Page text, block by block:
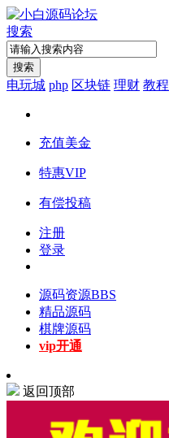
搜索
搜索
电玩城 php 区块链 理财 教程
充值美金
特惠VIP
有偿投稿
注册
登录
源码资源BBS
精品源码
棋牌源码
vip开通
返回顶部